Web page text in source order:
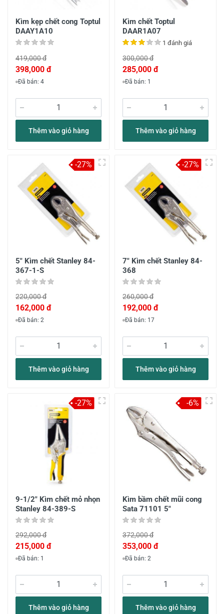
Kìm kẹp chết cong Toptul
DAAY1A10
419,000 đ
398,000 đ
Đã bán: 4
Thêm vào giỏ hàng
Kìm chết Toptul
DAAR1A07
1 đánh giá
300,000 đ
285,000 đ
Đã bán: 1
Thêm vào giỏ hàng
5" Kìm chết Stanley 84-
367-1-S
220,000 đ
162,000 đ
Đã bán: 2
Thêm vào giỏ hàng
-27%
7" Kìm chết Stanley 84-
368
260,000 đ
192,000 đ
Đã bán: 17
Thêm vào giỏ hàng
-27%
9-1/2" Kìm chết mỏ nhọn
Stanley 84-389-S
292,000 đ
215,000 đ
Đã bán: 1
Thêm vào giỏ hàng
-27%
Kìm bầm chết mũi cong
Sata 71101 5"
372,000 đ
353,000 đ
Đã bán: 2
Thêm vào giỏ hàng
-6%